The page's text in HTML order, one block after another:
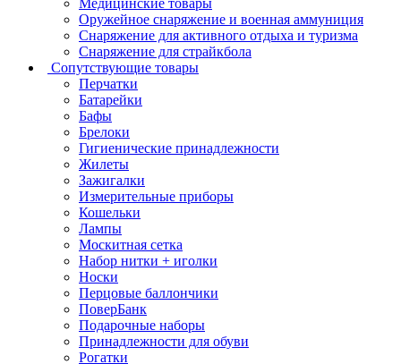
Медицинские товары
Оружейное снаряжение и военная аммуниция
Снаряжение для активного отдыха и туризма
Снаряжение для страйкбола
Сопутствующие товары
Перчатки
Батарейки
Бафы
Брелоки
Гигиенические принадлежности
Жилеты
Зажигалки
Измерительные приборы
Кошельки
Лампы
Москитная сетка
Набор нитки + иголки
Носки
Перцовые баллончики
ПоверБанк
Подарочные наборы
Принадлежности для обуви
Рогатки